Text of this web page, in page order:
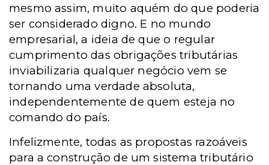
mesmo assim, muito aquém do que poderia
ser considerado digno. E no mundo
empresarial, a ideia de que o regular
cumprimento das obrigações tributárias
inviabilizaria qualquer negócio vem se
tornando uma verdade absoluta,
independentemente de quem esteja no
comando do país.
Infelizmente, todas as propostas razoáveis
para a construção de um sistema tributário